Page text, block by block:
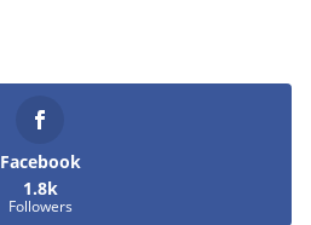
Facebook
1.8k
Followers